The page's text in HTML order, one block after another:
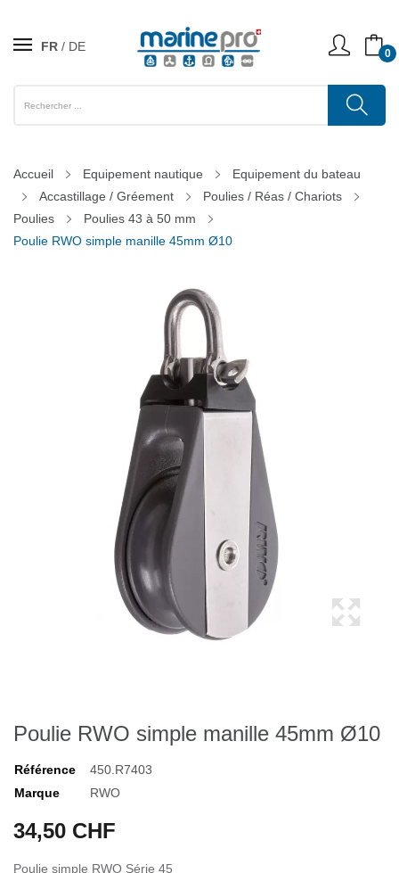
FR DE 0
Accueil Equipement nautique
Equipement du bateau
Accastillage / Gréement
Poulies / Réas / Chariots
Poulies
Poulies 43 à 50 mm
Poulie RWO simple manille 45mm Ø10
Poulie RWO simple manille 45mm Ø10
Référence
450.R7403
Marque
RWO
34,50 CHF
Poulie simple RWO Série 45